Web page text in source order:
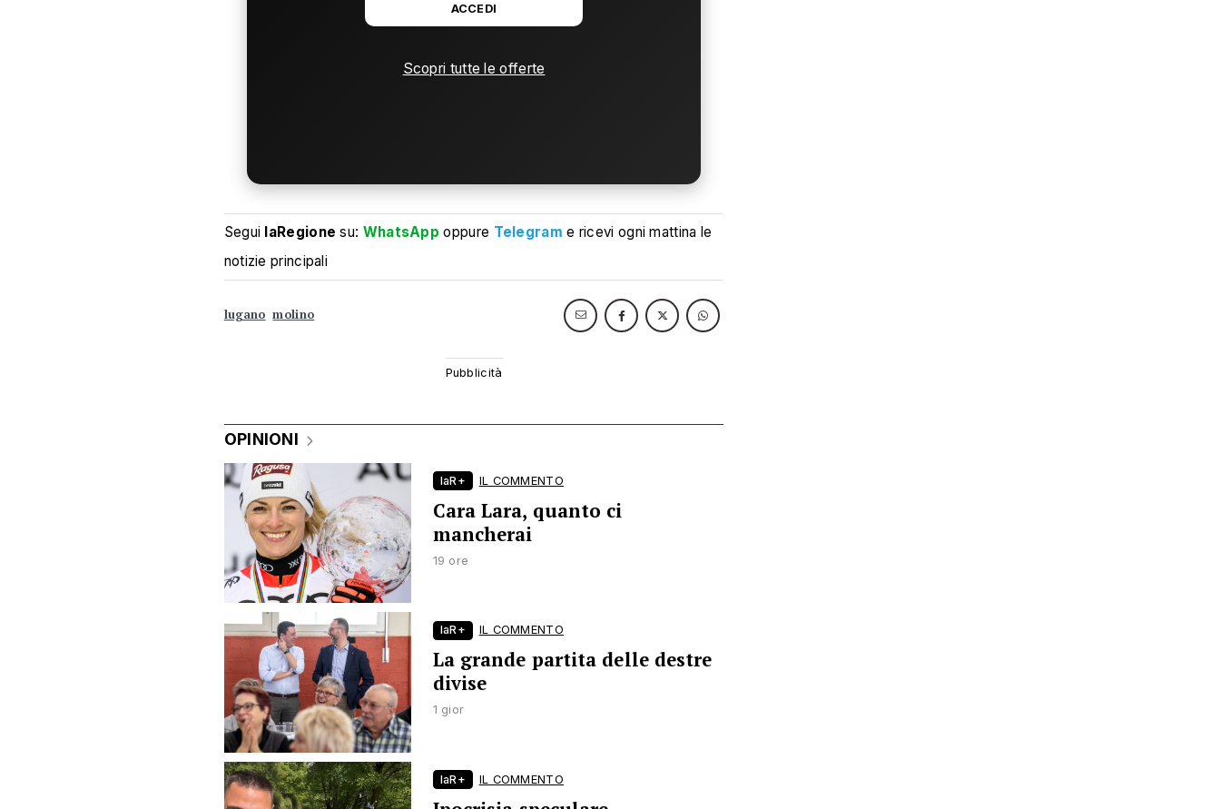
ACCEDI
Scopri tutte le offerte
Segui laRegione su: WhatsApp oppure Telegram e ricevi ogni mattina le
notizie principali
lugano molino
OPINIONI
laR+ IL COMMENTO
Cara Lara, quanto ci
mancherai
19 ore
laR+ IL COMMENTO
La grande partita delle destre
divise
1 gior
laR+ IL COMMENTO